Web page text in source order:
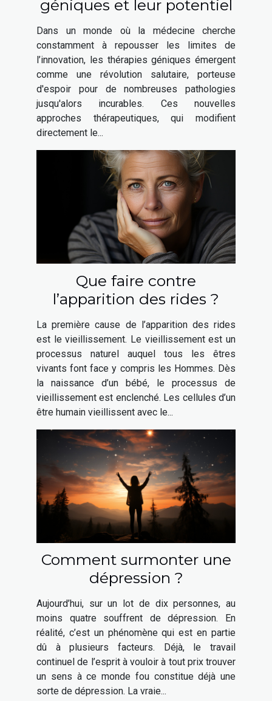
géniques et leur potentiel
Dans un monde où la médecine cherche
constamment à repousser les limites de
l’innovation, les thérapies géniques émergent
comme une révolution salutaire, porteuse
d'espoir pour de nombreuses pathologies
jusqu'alors incurables. Ces nouvelles
approches thérapeutiques, qui modifient
directement le...
Que faire contre
l’apparition des rides ?
La première cause de l’apparition des rides
est le vieillissement. Le vieillissement est un
processus naturel auquel tous les êtres
vivants font face y compris les Hommes. Dès
la naissance d’un bébé, le processus de
vieillissement est enclenché. Les cellules d’un
être humain vieillissent avec le...
Comment surmonter une
dépression ?
Aujourd’hui, sur un lot de dix personnes, au
moins quatre souffrent de dépression. En
réalité, c’est un phénomène qui est en partie
dû à plusieurs facteurs. Déjà, le travail
continuel de l’esprit à vouloir à tout prix trouver
un sens à ce monde fou constitue déjà une
sorte de dépression. La vraie...